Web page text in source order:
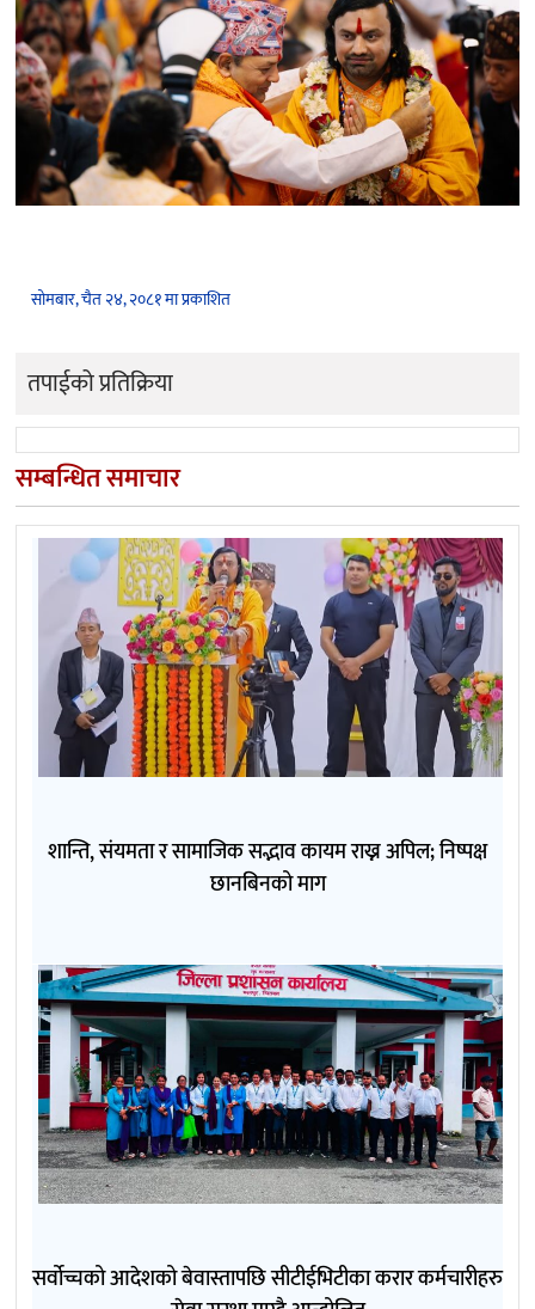
सोमबार, चैत २४, २०८१ मा प्रकाशित
तपाईको प्रतिक्रिया
सम्बन्धित समाचार
शान्ति, संयमता र सामाजिक सद्भाव कायम राख्न अपिल; निष्पक्ष
छानबिनको माग
सर्वोच्चको आदेशको बेवास्तापछि सीटीईभिटीका करार कर्मचारीहरु